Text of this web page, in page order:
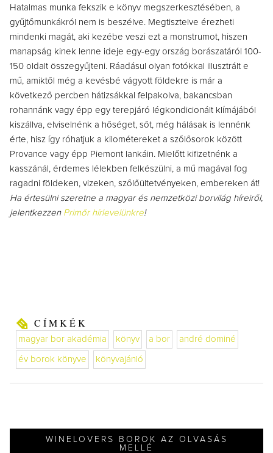
Hatalmas munka fekszik e könyv megszerkesztésében, a
gyűjtőmunkákról nem is beszélve. Megtisztelve érezheti
mindenki magát, aki kezébe veszi ezt a monstrumot, hiszen
manapság kinek lenne ideje egy-egy ország borászatáról 100-
150 oldalt összegyűjteni. Ráadásul olyan fotókkal illusztrált e
mű, amiktől még a kevésbé vágyott földekre is már a
következő percben hátizsákkal felpakolva, bakancsban
rohannánk vagy épp egy terepjáró légkondicionált klímájából
kiszállva, elviselnénk a hőséget, sőt, még hálásak is lennénk
érte, hisz így róhatjuk a kilométereket a szőlősorok között
Provance vagy épp Piemont lankáin. Mielőtt kifizetnénk a
kasszánál, érdemes lélekben felkészülni, a mű magával fog
ragadni földeken, vizeken, szőlőültetvényeken, embereken át!
Ha értesülni szeretne a magyar és nemzetközi borvilág híreiről,
jelentkezzen Primőr hírlevelünkre!
CÍMKÉK
magyar bor akadémia könyv a bor andré dominé
év borok könyve könyvajánló
WINELOVERS BOROK AZ OLVASÁS
MELLÉ